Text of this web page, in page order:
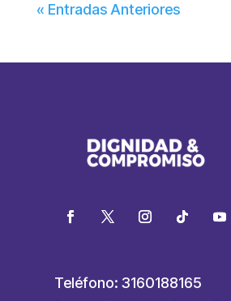
« Entradas Anteriores
Teléfono: 3160188165